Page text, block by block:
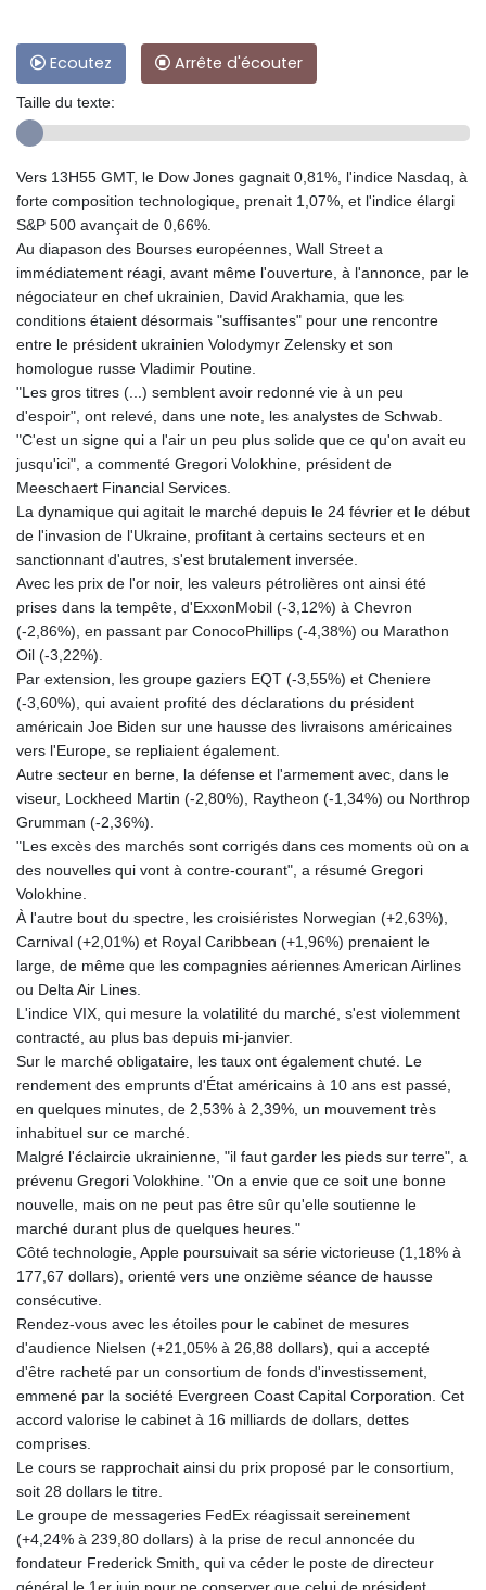
Ecoutez Arrête d'écouter
Taille du texte:
Vers 13H55 GMT, le Dow Jones gagnait 0,81%, l'indice Nasdaq, à
forte composition technologique, prenait 1,07%, et l'indice élargi
S&P 500 avançait de 0,66%.
Au diapason des Bourses européennes, Wall Street a
immédiatement réagi, avant même l'ouverture, à l'annonce, par le
négociateur en chef ukrainien, David Arakhamia, que les
conditions étaient désormais "suffisantes" pour une rencontre
entre le président ukrainien Volodymyr Zelensky et son
homologue russe Vladimir Poutine.
"Les gros titres (...) semblent avoir redonné vie à un peu
d'espoir", ont relevé, dans une note, les analystes de Schwab.
"C'est un signe qui a l'air un peu plus solide que ce qu'on avait eu
jusqu'ici", a commenté Gregori Volokhine, président de
Meeschaert Financial Services.
La dynamique qui agitait le marché depuis le 24 février et le début
de l'invasion de l'Ukraine, profitant à certains secteurs et en
sanctionnant d'autres, s'est brutalement inversée.
Avec les prix de l'or noir, les valeurs pétrolières ont ainsi été
prises dans la tempête, d'ExxonMobil (-3,12%) à Chevron
(-2,86%), en passant par ConocoPhillips (-4,38%) ou Marathon
Oil (-3,22%).
Par extension, les groupe gaziers EQT (-3,55%) et Cheniere
(-3,60%), qui avaient profité des déclarations du président
américain Joe Biden sur une hausse des livraisons américaines
vers l'Europe, se repliaient également.
Autre secteur en berne, la défense et l'armement avec, dans le
viseur, Lockheed Martin (-2,80%), Raytheon (-1,34%) ou Northrop
Grumman (-2,36%).
"Les excès des marchés sont corrigés dans ces moments où on a
des nouvelles qui vont à contre-courant", a résumé Gregori
Volokhine.
À l'autre bout du spectre, les croisiéristes Norwegian (+2,63%),
Carnival (+2,01%) et Royal Caribbean (+1,96%) prenaient le
large, de même que les compagnies aériennes American Airlines
ou Delta Air Lines.
L'indice VIX, qui mesure la volatilité du marché, s'est violemment
contracté, au plus bas depuis mi-janvier.
Sur le marché obligataire, les taux ont également chuté. Le
rendement des emprunts d'État américains à 10 ans est passé,
en quelques minutes, de 2,53% à 2,39%, un mouvement très
inhabituel sur ce marché.
Malgré l'éclaircie ukrainienne, "il faut garder les pieds sur terre", a
prévenu Gregori Volokhine. "On a envie que ce soit une bonne
nouvelle, mais on ne peut pas être sûr qu'elle soutienne le
marché durant plus de quelques heures."
Côté technologie, Apple poursuivait sa série victorieuse (1,18% à
177,67 dollars), orienté vers une onzième séance de hausse
consécutive.
Rendez-vous avec les étoiles pour le cabinet de mesures
d'audience Nielsen (+21,05% à 26,88 dollars), qui a accepté
d'être racheté par un consortium de fonds d'investissement,
emmené par la société Evergreen Coast Capital Corporation. Cet
accord valorise le cabinet à 16 milliards de dollars, dettes
comprises.
Le cours se rapprochait ainsi du prix proposé par le consortium,
soit 28 dollars le titre.
Le groupe de messageries FedEx réagissait sereinement
(+4,24% à 239,80 dollars) à la prise de recul annoncée du
fondateur Frederick Smith, qui va céder le poste de directeur